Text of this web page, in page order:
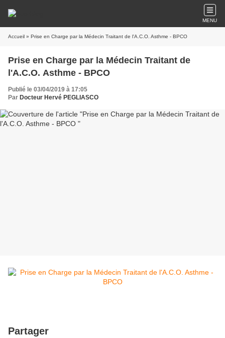
MENU
Accueil » Prise en Charge par la Médecin Traitant de l'A.C.O. Asthme - BPCO
Prise en Charge par la Médecin Traitant de
l'A.C.O. Asthme - BPCO
Publié le 03/04/2019 à 17:05
Par Docteur Hervé PEGLIASCO
Partager